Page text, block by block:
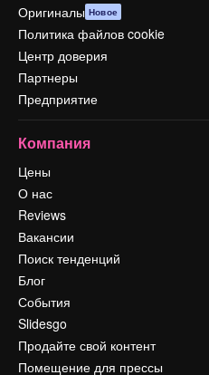
Оригиналы Новое
Политика файлов cookie
Центр доверия
Партнеры
Предприятие
Компания
Цены
О нас
Reviews
Вакансии
Поиск тенденций
Блог
События
Slidesgo
Продайте свой контент
Помещение для прессы